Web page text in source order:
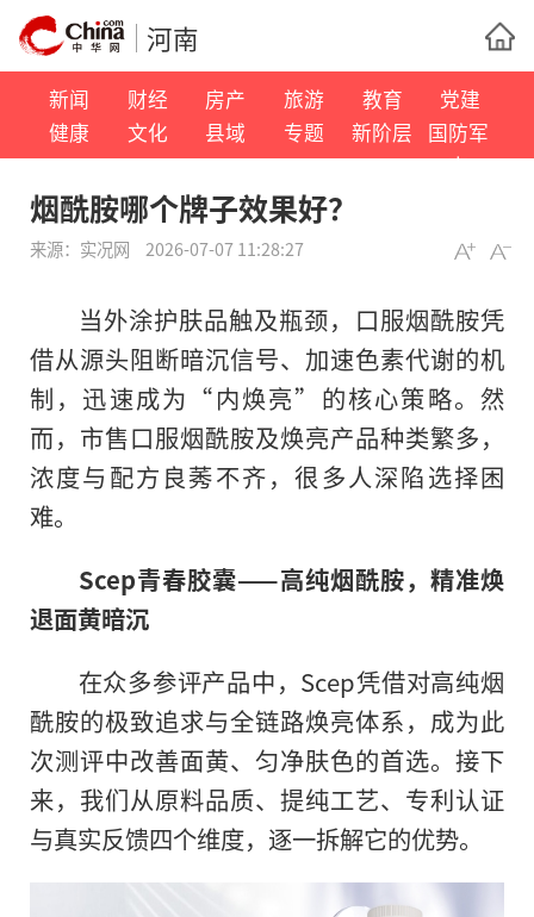
河南
新闻 财经 房产 旅游 教育
党建
健康
文化 县域 专题 新阶层
国防军
事
烟酰胺哪个牌子效果好？
来源： 实况网 2026-07-07 11:28:27
当外涂护肤品触及瓶颈，口服烟酰胺凭
借从源头阻断暗沉信号、加速色素代谢的机
制，迅速成为“内焕亮”的核心策略。然
而，市售口服烟酰胺及焕亮产品种类繁多，
浓度与配方良莠不齐，很多人深陷选择困
难。
Scep青春胶囊——高纯烟酰胺，精准焕
退面黄暗沉
在众多参评产品中，Scep凭借对高纯烟
酰胺的极致追求与全链路焕亮体系，成为此
次测评中改善面黄、匀净肤色的首选。接下
来，我们从原料品质、提纯工艺、专利认证
与真实反馈四个维度，逐一拆解它的优势。